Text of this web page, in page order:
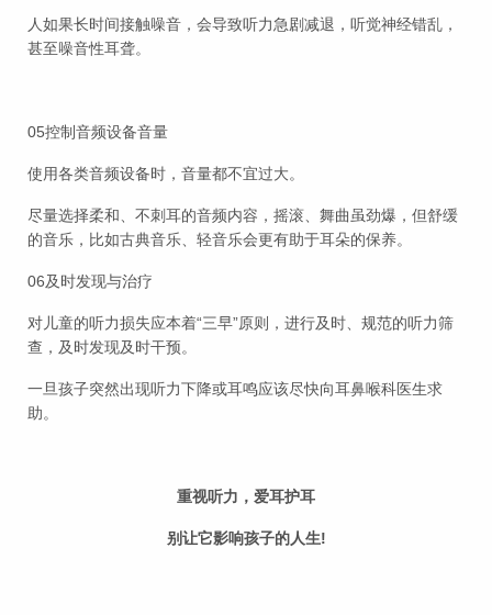
人如果长时间接触噪音，会导致听力急剧减退，听觉神经错乱，
甚至噪音性耳聋。
05控制音频设备音量
使用各类音频设备时，音量都不宜过大。
尽量选择柔和、不刺耳的音频内容，摇滚、舞曲虽劲爆，但舒缓
的音乐，比如古典音乐、轻音乐会更有助于耳朵的保养。
06及时发现与治疗
对儿童的听力损失应本着“三早”原则，进行及时、规范的听力筛
查，及时发现及时干预。
一旦孩子突然出现听力下降或耳鸣应该尽快向耳鼻喉科医生求
助。
重视听力，爱耳护耳
别让它影响孩子的人生!